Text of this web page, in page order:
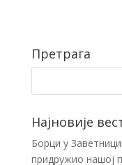
Претрага
Најновије
Борци у
придружио нашој